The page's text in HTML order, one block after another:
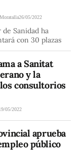
26/05/2022
Sanidad ha
con 30 plazas
a Sanitat
y la
consultorios
05/2022
aprueba
público